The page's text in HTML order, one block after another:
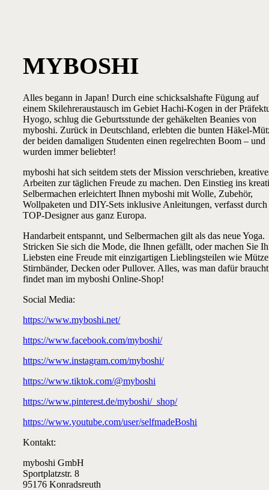
MYBOSHI
Alles begann in Japan! Durch eine schicksalshafte Fügung auf
einem Skilehreraustausch im Gebiet Hachi-Kogen in der
Hyogo, schlug die Geburtsstunde der gehäkelten Beanies von
myboshi. Zurück in Deutschland, erlebten die bunten Häkel-
der beiden damaligen Studenten einen regelrechten Boom – und
wurden immer beliebter!
myboshi hat sich seitdem stets der Mission verschrieben,
Arbeiten zur täglichen Freude zu machen. Den Einstieg ins
Selbermachen erleichtert Ihnen myboshi mit Wolle, Zubehör,
Wollpaketen und DIY-Sets inklusive Anleitungen, verfasst durch
TOP-Designer aus ganz Europa.
Handarbeit entspannt, und Selbermachen gilt als das neue Yoga.
Stricken Sie sich die Mode, die Ihnen gefällt, oder machen Sie
Liebsten eine Freude mit einzigartigen Lieblingsteilen wie
Stirnbänder, Decken oder Pullover. Alles, was man dafür
findet man im myboshi Online-Shop!
Social Media:
https://www.myboshi.net/
https://www.facebook.com/myboshi/
https://www.instagram.com/myboshi/
https://www.tiktok.com/@myboshi
https://www.pinterest.de/myboshi/_shop/
https://www.youtube.com/user/selfmadeBoshi
Kontakt:
myboshi GmbH
Sportplatzstr. 8
95176 Konradsreuth